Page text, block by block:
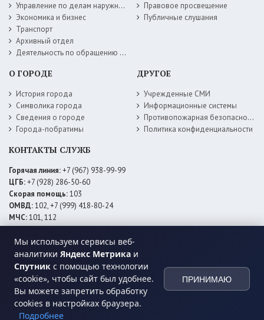
Мы используем сервисы веб-
аналитики Яндекс Метрика и
Спутник с помощью технологии
«cookie», чтобы сайт был удобнее.
Вы можете запретить обработку
cookies в настройках браузера.
Подробнее
ПРИНИМАЮ
Управление по делам наружной рекламы
Экономика и бизнес
Транспорт
Архивный отдел
Деятельность по обращению с животными без владельцев
Правовое просвещение
Публичные слушания
О ГОРОДЕ
История города
Символика города
Сведения о городе
Города-побратимы
ДРУГОЕ
Учрежденные СМИ
Информационные системы
Противопожарная безопасность
Политика конфиденциальности
КОНТАКТЫ СЛУЖБ
Горячая линия:+7 (967) 938-99-99
ЦГБ:+7 (928) 286-50-60
Скорая помощь:103
ОМВД:102, +7 (999) 418-80-24
МЧС:101, 112
ЕДДС:+7 (928) 576-09-83
Электросети:+7 (800) 220-02-20
Даггаз:+7 (928) 980-64-04
Горводоснаб: +7 (928) 559-59-74
Теплоснаб: +7 (928) 873-27-09
МФЦ:+7 (938) 777-82-44
© 2026 Администрация